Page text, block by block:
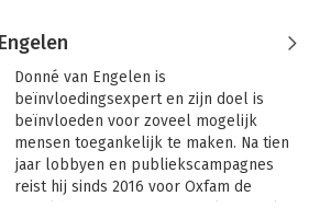
Donné van Engelen is
beïnvloedingsexpert en zijn doel is
beïnvloeden voor zoveel mogelijk
mensen toegankelijk te maken. Na tien
jaar lobbyen en publiekscampagnes
reist hij sinds 2016 voor Oxfam de